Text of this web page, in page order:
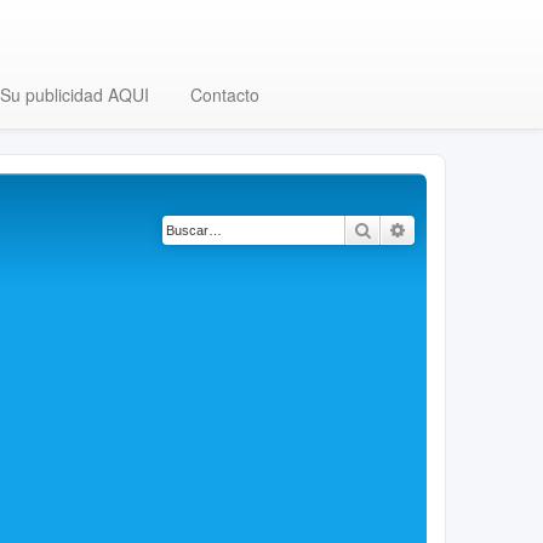
Su publicidad AQUI Contacto
Buscar